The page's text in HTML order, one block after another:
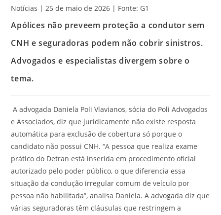
Notícias | 25 de maio de 2026 | Fonte: G1
Apólices não preveem proteção a condutor sem
CNH e seguradoras podem não cobrir sinistros.
Advogados e especialistas divergem sobre o
tema.
A advogada Daniela Poli Vlavianos, sócia do Poli Advogados
e Associados, diz que juridicamente não existe resposta
automática para exclusão de cobertura só porque o
candidato não possui CNH. “A pessoa que realiza exame
prático do Detran está inserida em procedimento oficial
autorizado pelo poder público, o que diferencia essa
situação da condução irregular comum de veículo por
pessoa não habilitada”, analisa Daniela. A advogada diz que
várias seguradoras têm cláusulas que restringem a